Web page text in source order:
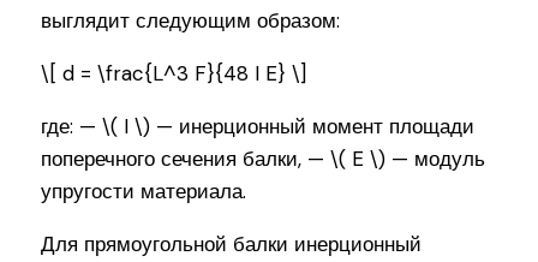
выглядит следующим образом:
\[ d = \frac{L^3 F}{48 I E} \]
где: — \( I \) — инерционный момент площади
поперечного сечения балки, — \( E \) — модуль
упругости материала.
Для прямоугольной балки инерционный